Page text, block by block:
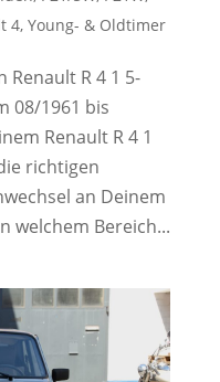
4, Young- & Oldtimer
R 4 1 5-
08/1961 bis
Renault R 4 1
richtigen
an Deinem
welchem Bereich...